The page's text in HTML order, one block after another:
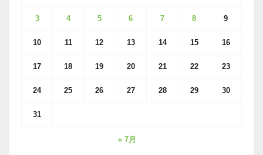
3 4 5 6 7 8 9
10 11 12 13 14 15 16
17 18 19 20 21 22 23
24 25 26 27 28 29 30
31
« 7月